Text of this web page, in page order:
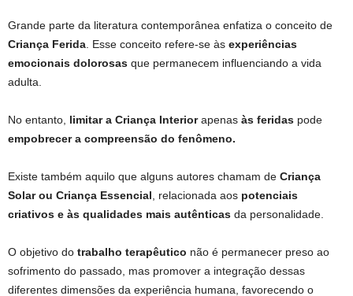
Grande parte da literatura contemporânea enfatiza o conceito de
Criança Ferida . Esse conceito refere-se às experiências
emocionais dolorosas que permanecem influenciando a vida
adulta.
No entanto, limitar a Criança Interiorapenas às feridas pode
empobrecer a compreensão do fenômeno.
Existe também aquilo que alguns autores chamam de Criança
Solar ou Criança Essencial , relacionada aos potenciais
criativos e às qualidades mais autênticas da personalidade.
O objetivo do trabalho terapêutico não é permanecer preso ao
sofrimento do passado, mas promover a integração dessas
diferentes dimensões da experiência humana, favorecendo o